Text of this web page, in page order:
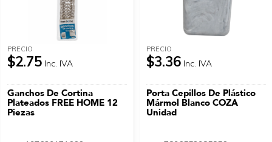
PRECIO
$2.75 Inc. IVA
Ganchos De Cortina
Plateados FREE HOME 12
Piezas
PRECIO
$3.36 Inc. IVA
Porta Cepillos De Plástico
Mármol Blanco COZA
Unidad